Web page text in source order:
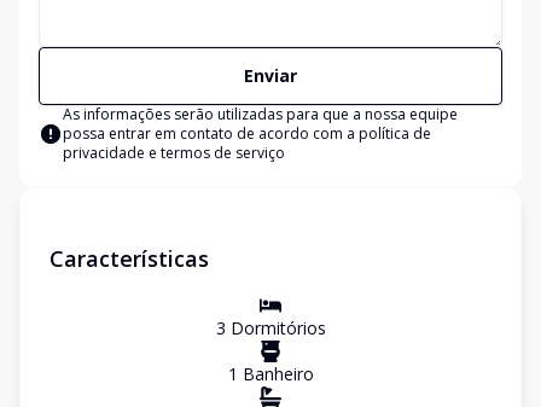
Enviar
As informações serão utilizadas para que a nossa equipe
possa entrar em contato de acordo com a política de
privacidade e termos de serviço
Características
3 Dormitórios
1 Banheiro